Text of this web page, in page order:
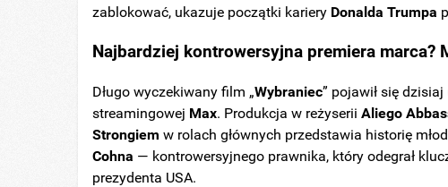
zablokować, ukazuje początki kariery Donalda Trumpa
Najbardziej kontrowersyjna premiera
Długo wyczekiwany film „Wybraniec” pojawił się
streamingowej Max. Produkcja w reżyseriiAliego
Strongiem w rolach głównych przedstawia historię
Cohna — kontrowersyjnego prawnika, który odegrał
prezydenta USA.